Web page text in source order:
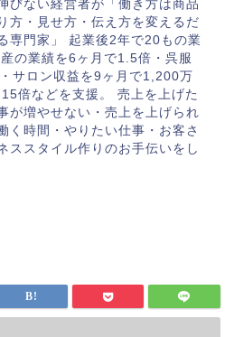
びない経営者が「働き方は商品
方・見せ方・伝え方を変えるだ
専門家」 起業後2年で20もの業
の業績を6ヶ月で1.5倍・呉服
サロン収益を9ヶ月で1,200万
倍などを支援。 売上を上げた
が増やせない・売上を上げられ
く時間・やりたい仕事・お客さ
ススタイル作りのお手伝いをし